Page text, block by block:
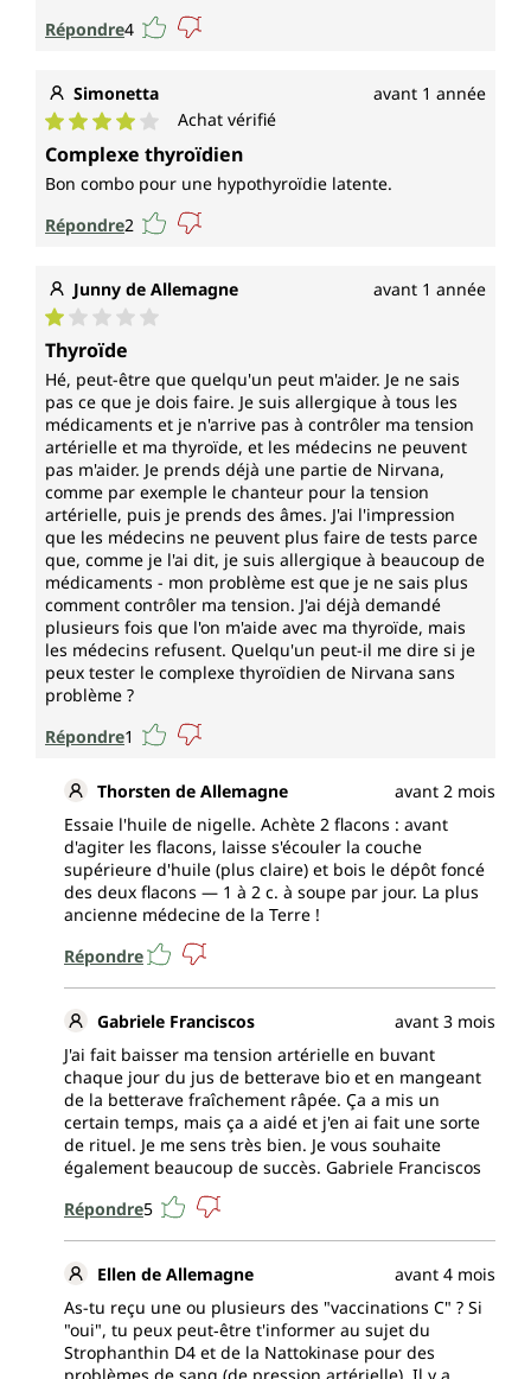
Répondre4
Simonetta avant 1 année
Note moyenne de 4 sur 5 étoiles
Achat vérifié
Complexe thyroïdien
Bon combo pour une hypothyroïdie latente.
Répondre2
Junny de Allemagne avant 1 année
Note moyenne de 1 sur 5 étoiles
Thyroïde
Hé, peut-être que quelqu'un peut m'aider. Je ne sais
pas ce que je dois faire. Je suis allergique à tous les
médicaments et je n'arrive pas à contrôler ma tension
artérielle et ma thyroïde, et les médecins ne peuvent
pas m'aider. Je prends déjà une partie de Nirvana,
comme par exemple le chanteur pour la tension
artérielle, puis je prends des âmes. J'ai l'impression
que les médecins ne peuvent plus faire de tests parce
que, comme je l'ai dit, je suis allergique à beaucoup de
médicaments - mon problème est que je ne sais plus
comment contrôler ma tension. J'ai déjà demandé
plusieurs fois que l'on m'aide avec ma thyroïde, mais
les médecins refusent. Quelqu'un peut-il me dire si je
peux tester le complexe thyroïdien de Nirvana sans
problème ?
Répondre1
Thorsten de Allemagne
avant 2 mois
Essaie l'huile de nigelle. Achète 2 flacons : avant
d'agiter les flacons, laisse s'écouler la couche
supérieure d'huile (plus claire) et bois le dépôt foncé
des deux flacons — 1 à 2 c. à soupe par jour. La plus
ancienne médecine de la Terre !
Répondre
Gabriele Franciscos
avant 3 mois
J'ai fait baisser ma tension artérielle en buvant
chaque jour du jus de betterave bio et en mangeant
de la betterave fraîchement râpée. Ça a mis un
certain temps, mais ça a aidé et j'en ai fait une sorte
de rituel. Je me sens très bien. Je vous souhaite
également beaucoup de succès. Gabriele Franciscos
Répondre5
Ellen de Allemagne
avant 4 mois
As-tu reçu une ou plusieurs des "vaccinations C" ? Si
"oui", tu peux peut‑être t'informer au sujet du
Strophanthin D4 et de la Nattokinase pour des